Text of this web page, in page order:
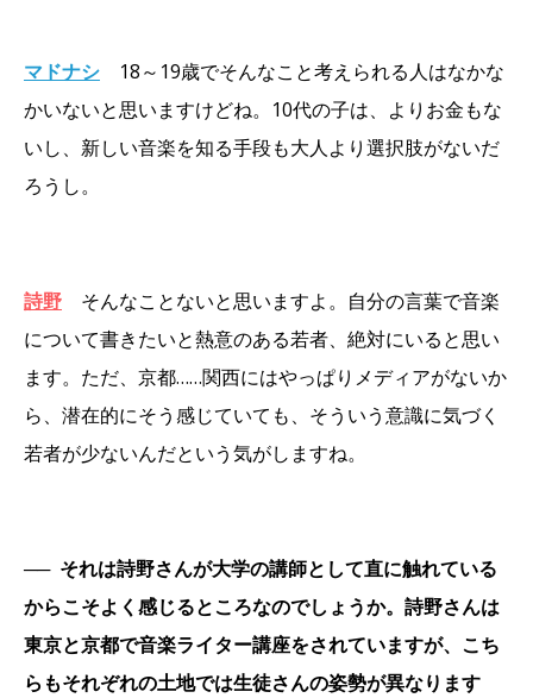
マドナシ
18～19歳でそんなこと考えられる人はなかな
かいないと思いますけどね。10代の子は、よりお金もな
いし、新しい音楽を知る手段も大人より選択肢がないだ
ろうし。
詩野
そんなことないと思いますよ。自分の言葉で音楽
について書きたいと熱意のある若者、絶対にいると思い
ます。ただ、京都……関西にはやっぱりメディアがないか
ら、潜在的にそう感じていても、そういう意識に気づく
若者が少ないんだという気がしますね。
── それは詩野さんが大学の講師として直に触れている
からこそよく感じるところなのでしょうか。詩野さんは
東京と京都で音楽ライター講座をされていますが、こち
らもそれぞれの土地では生徒さんの姿勢が異なります